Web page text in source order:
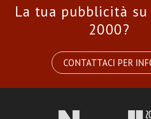
La tua pubblicità
2000?
CONTATTACI PER